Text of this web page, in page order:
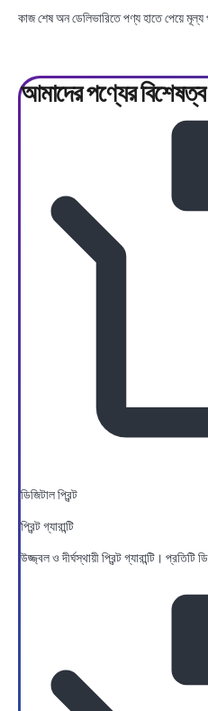
কাজ শেষ অন ডেলিভারিতে পণ্য হাতে পেয়ে
আমাদের পণ্যেরবিশেষত্ব
ডিজিটাল প্রিন্ট
প্রিন্ট গ্যারান্টি
উজ্জ্বল ও দীর্ঘস্থায়ী প্রিন্ট গ্যারান্টি।